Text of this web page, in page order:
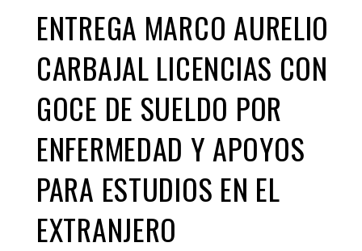
ENTREGA MARCO AURELIO
CARBAJAL LICENCIAS CON
GOCE DE SUELDO POR
ENFERMEDAD Y APOYOS
PARA ESTUDIOS EN EL
EXTRANJERO